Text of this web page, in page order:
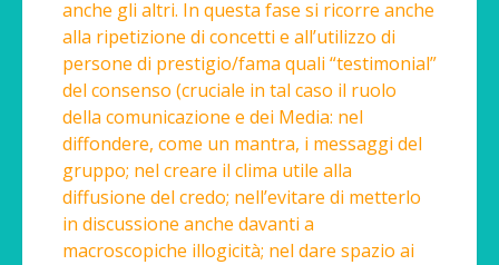
anche gli altri. In questa fase si ricorre anche
alla ripetizione di concetti e all’utilizzo di
persone di prestigio/fama quali “testimonial”
del consenso (cruciale in tal caso il ruolo
della comunicazione e dei Media: nel
diffondere, come un mantra, i messaggi del
gruppo; nel creare il clima utile alla
diffusione del credo; nell’evitare di metterlo
in discussione anche davanti a
macroscopiche illogicità; nel dare spazio ai